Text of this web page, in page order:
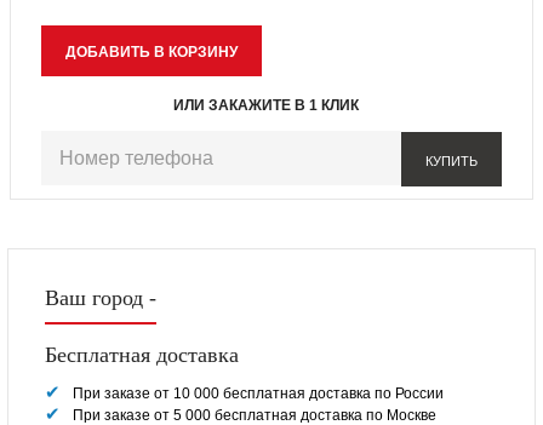
ИЛИ ЗАКАЖИТЕ В 1 КЛИК
КУПИТЬ
Ваш город -
Бесплатная доставка
При заказе от 10 000 бесплатная доставка по России
При заказе от 5 000 бесплатная доставка по Москве